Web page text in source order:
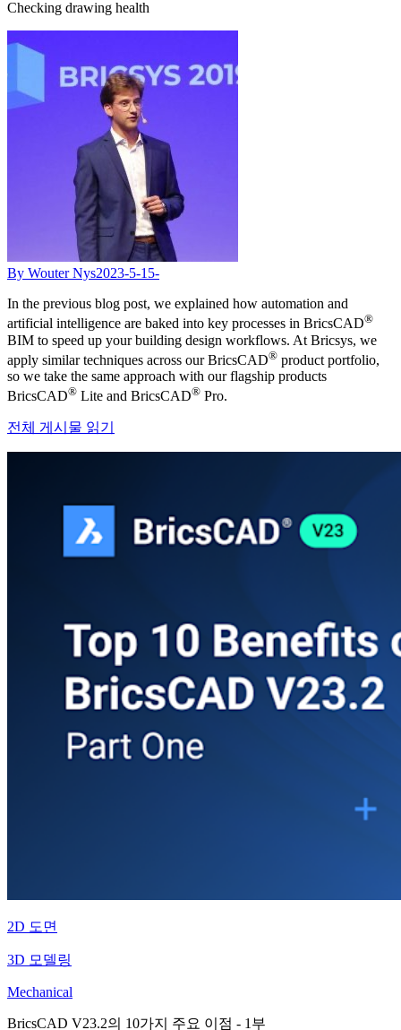
Checking drawing health
By Wouter Nys2023-5-15-
In the previous blog post, we explained how automation and
artificial intelligence are baked into key processes in BricsCAD®
BIM to speed up your building design workflows. At Bricsys, we
apply similar techniques across our BricsCAD® product portfolio,
so we take the same approach with our flagship products
BricsCAD® Lite and BricsCAD® Pro.
전체 게시물 읽기
2D 도면
3D 모델링
Mechanical
BricsCAD V23.2의 10가지 주요 이점 - 1부